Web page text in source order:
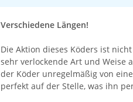
Verschiedene Längen!
Die Aktion dieses Köders ist
sehr verlockende Art und Weise
der Köder unregelmäßig von
perfekt auf der Stelle, was ihn